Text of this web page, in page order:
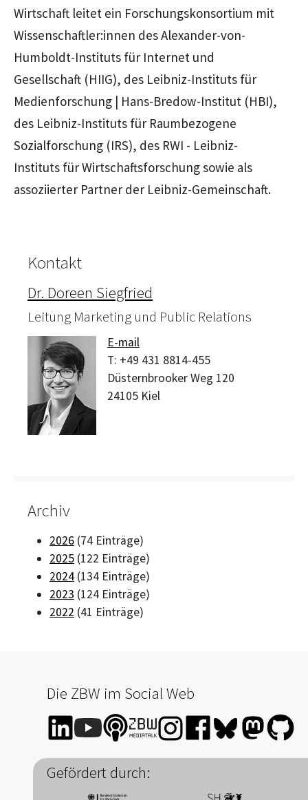
Wirtschaft leitet ein Forschungskonsortium mit
Wissenschaftler:innen des Alexander-von-
Humboldt-Instituts für Internet und
Gesellschaft (HIIG), des Leibniz-Instituts für
Medienforschung | Hans-Bredow-Institut (HBI),
des Leibniz-Instituts für Raumbezogene
Sozialforschung (IRS), des RWI - Leibniz-
Instituts für Wirtschaftsforschung sowie als
assoziierter Partner der Leibniz-Gemeinschaft.
Kontakt
Dr. Doreen Siegfried
Leitung Marketing und Public Relations
E-mail
T: +49 431 8814-455
Düsternbrooker Weg 120
24105 Kiel
Archiv
2026 (74 Einträge)
2025 (122 Einträge)
2024 (134 Einträge)
2023 (124 Einträge)
2022 (41 Einträge)
Die ZBW im Social Web
Gefördert durch: